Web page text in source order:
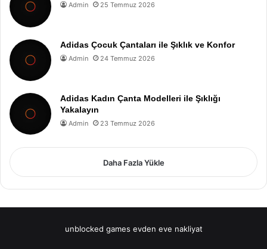
Admin 25 Temmuz 2026
Adidas Çocuk Çantaları ile Şıklık ve Konfor
Admin 24 Temmuz 2026
Adidas Kadın Çanta Modelleri ile Şıklığı
Yakalayın
Admin 23 Temmuz 2026
Daha Fazla Yükle
unblocked games evden eve nakliyat